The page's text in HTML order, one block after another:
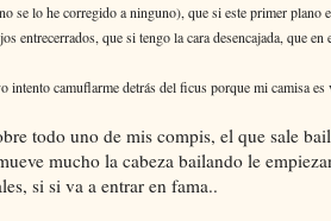
se lo he corregido a ninguno), que si este primer plano
entrecerrados, que si tengo la cara desencajada, que
intento camuflarme detrás del ficus porque mi camisa es
todo uno de mis compis, el que sale
mucho la cabeza bailando le
si si va a entrar en fama..